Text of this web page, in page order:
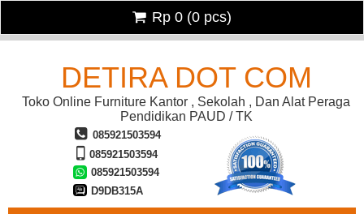
DETIRA DOT COM
Toko Online Furniture Kantor , Sekolah , Dan Alat Peraga
Pendidikan PAUD / TK
085921503594
085921503594
085921503594
D9DB315A
Rp 0 (0 pcs)